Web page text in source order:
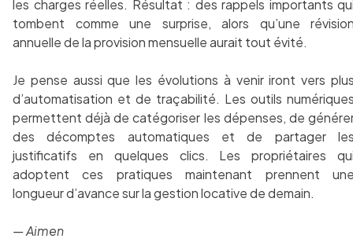
les charges réelles. Résultat : des rappels importants
tombent comme une surprise, alors qu’une
annuelle de la provision mensuelle aurait tout évité.
Je pense aussi que les évolutions à venir iront vers
d’automatisation et de traçabilité. Les outils
permettent déjà de catégoriser les dépenses, de
des décomptes automatiques et de partager
justificatifs en quelques clics. Les propriétaires
adoptent ces pratiques maintenant prennent
longueur d’avance sur la gestion locative de demain.
— Aimen